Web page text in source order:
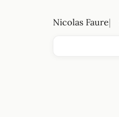
Nicolas Faure